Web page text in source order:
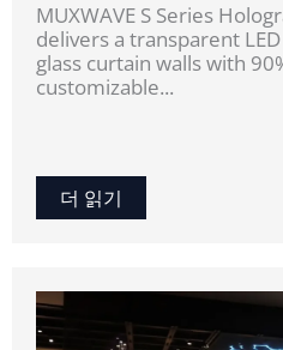
MUXWAVE S Series
delivers a transparent
glass curtain walls with
customizable...
더 읽기